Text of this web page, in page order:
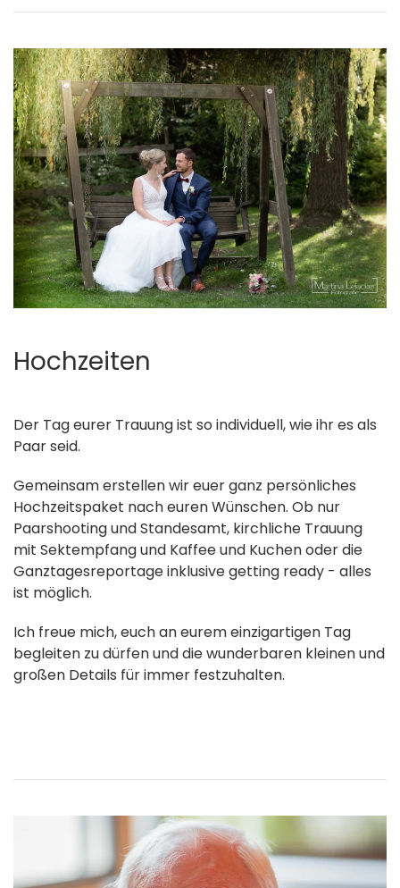
Hochzeiten
Der Tag eurer Trauung ist so individuell, wie ihr es als
Paar seid.
Gemeinsam erstellen wir euer ganz persönliches
Hochzeitspaket nach euren Wünschen. Ob nur
Paarshooting und Standesamt, kirchliche Trauung
mit Sektempfang und Kaffee und Kuchen oder die
Ganztagesreportage inklusive getting ready - alles
ist möglich.
Ich freue mich, euch an eurem einzigartigen Tag
begleiten zu dürfen und die wunderbaren kleinen und
großen Details für immer festzuhalten.